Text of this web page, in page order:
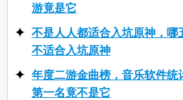
游竟是它
不是人人都适合入坑原神，哪
不适合入坑原神
年度二游金曲榜，音乐软件统
第一名竟不是它